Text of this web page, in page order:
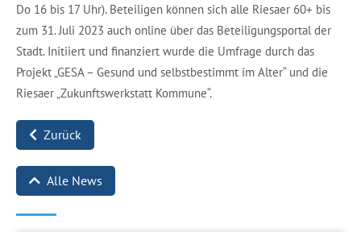
Do 16 bis 17 Uhr). Beteiligen können sich alle Riesaer 60+ bis
zum 31. Juli 2023 auch online über das Beteiligungsportal der
Stadt. Initiiert und finanziert wurde die Umfrage durch das
Projekt „GESA – Gesund und selbstbestimmt im Alter“ und die
Riesaer „Zukunftswerkstatt Kommune“.
Zurück
Alle News